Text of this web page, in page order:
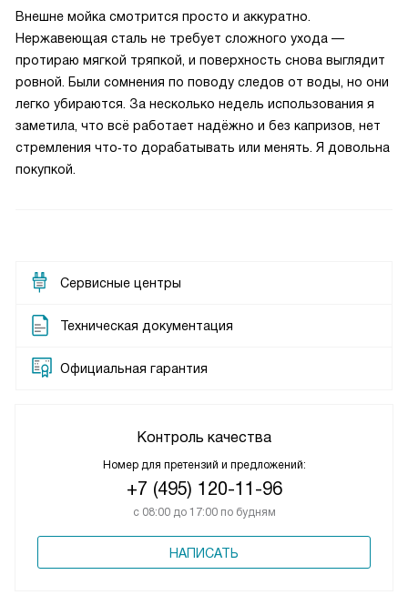
Внешне мойка смотрится просто и аккуратно.
Нержавеющая сталь не требует сложного ухода —
протираю мягкой тряпкой, и поверхность снова выглядит
ровной. Были сомнения по поводу следов от воды, но они
легко убираются. За несколько недель использования я
заметила, что всё работает надёжно и без капризов, нет
стремления что‑то дорабатывать или менять. Я довольна
покупкой.
Сервисные центры
Техническая документация
Официальная гарантия
Контроль качества
Номер для претензий и предложений:
+7 (495) 120-11-96
с 08:00 до 17:00 по будням
НАПИСАТЬ